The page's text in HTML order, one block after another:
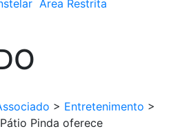
Área Restrita
> Entretenimento >
Pinda oferece